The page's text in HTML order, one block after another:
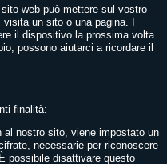
web può mettere sul vostro
un sito o una pagina. I
il dispositivo la prossima volta.
possono aiutarci a ricordare il
finalità:
al nostro sito, viene impostato un
necessarie per riconoscere
possibile disattivare questo